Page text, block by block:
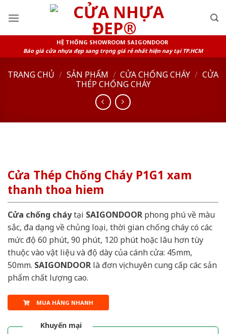
HỆ THỐNG SHOWROOM SAIGONDOOR
Báo giá cửa nhựa đẹp sang trọng giá rẻ nhất hiện nay tại TP.HCM
TRANG CHỦ / SẢN PHẨM / CỬA CHỐNG CHÁY / CỬA
THÉP CHỐNG CHÁY
Cửa Thép Chống Cháy P1G1 xam
thanh thoa hiem
Cửa chống cháytại SAIGONDOOR phong phú về màu
sắc, đa dạng về chủng loại, thời gian chống cháy có các
mức độ 60 phút, 90 phút, 120 phút hoặc lâu hơn tùy
thuộc vào vật liệu và độ dày của cánh cửa: 45mm,
50mm. SAIGONDOOR là đơn vị chuyên cung cấp các sản
phẩm chất lượng cao.
MUA HÀNG NHANH
Khuyến mại